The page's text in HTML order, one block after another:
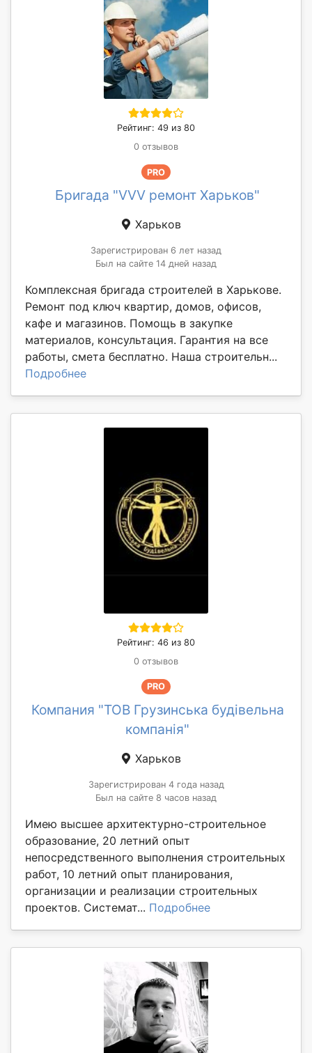
Рейтинг: 49 из 80
0 отзывов
PRO
Бригада "VVV ремонт Харьков"
Харьков
Зарегистрирован 6 лет назад
Был на сайте 14 дней назад
Комплексная бригада строителей в Харькове.
Ремонт под ключ квартир, домов, офисов,
кафе и магазинов. Помощь в закупке
материалов, консультация. Гарантия на все
работы, смета бесплатно. Наша строительн...
Подробнее
Рейтинг: 46 из 80
0 отзывов
PRO
Компания "ТОВ Грузинська будівельна
компанія"
Харьков
Зарегистрирован 4 года назад
Был на сайте 8 часов назад
Имею высшее архитектурно-строительное
образование, 20 летний опыт
непосредственного выполнения строительных
работ, 10 летний опыт планирования,
организации и реализации строительных
проектов. Системат... Подробнее